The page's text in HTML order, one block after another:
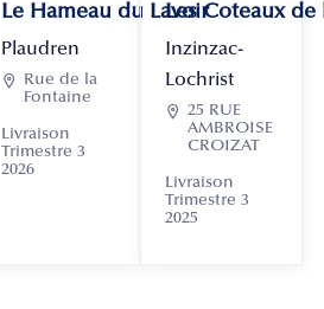
Le Hameau du Lavoir
Plaudren

Rue de la
Fontaine
Livraison
Trimestre 3
2026
Les Coteaux
Inzinzac-
Lochrist
 25 RUE
AMBROISE
CROIZAT
Livraison
Trimestre 3
2025